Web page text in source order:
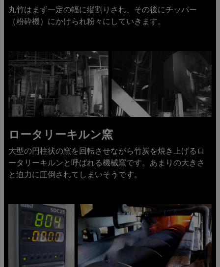
丸竹はまず一定の幅に縦割りされ、その後にチッパー
（粉砕機）にかけられ粉々にしていきます。
ロータリーキルン窯
大型の円柱状の窯を回転させながら竹炭を焼き上げるロ
ータリーキルンと呼ばれる機械窯です。あまりの大きさ
と迫力に圧倒されてしまいそうです。